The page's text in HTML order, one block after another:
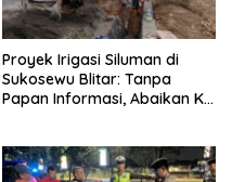
Proyek Irigasi Siluman di
Sukosewu Blitar: Tanpa
Papan Informasi, Abaikan K3,